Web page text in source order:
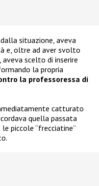
dalla situazione, aveva
e, oltre ad aver svolto
, aveva scelto di inserire
la propria
la professoressa di
catturato
quella passata
piccole “frecciatine”